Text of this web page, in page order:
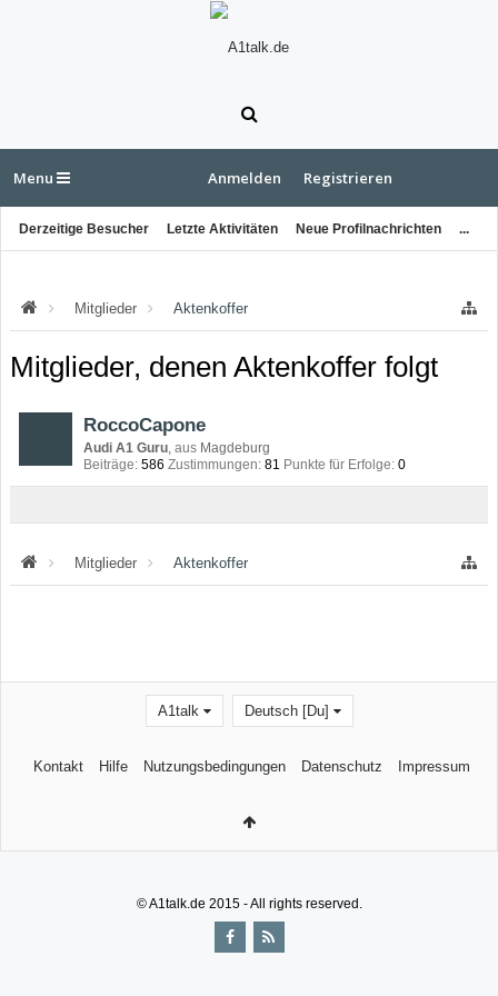
Menu
Derzeitige Besucher Letzte Aktivitäten Neue Profilnachrichten ...
Anmelden Registrieren
Mitglieder Aktenkoffer
Mitglieder, denen Aktenkoffer folgt
RoccoCapone
Audi A1 Guru, aus Magdeburg
Beiträge: 586 Zustimmungen: 81 Punkte für Erfolge: 0
Mitglieder Aktenkoffer
A1talk Deutsch [Du]
Kontakt Hilfe Nutzungsbedingungen Datenschutz Impressum
© A1talk.de 2015 - All rights reserved.